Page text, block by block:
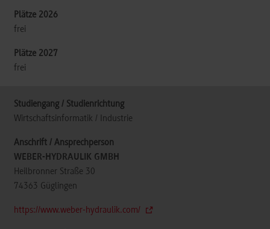
frei
frei
Wirtschaftsinformatik / Industrie
WEBER-HYDRAULIK GMBH
Heilbronner Straße 30
74363 Güglingen
https://www.weber-hydraulik.com/